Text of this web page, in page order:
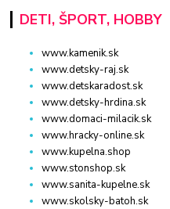
DETI, ŠPORT, HOBBY
www.kamenik.sk
www.detsky-raj.sk
www.detskaradost.sk
www.detsky-hrdina.sk
www.domaci-milacik.sk
www.hracky-online.sk
www.kupelna.shop
www.stonshop.sk
www.sanita-kupelne.sk
www.skolsky-batoh.sk